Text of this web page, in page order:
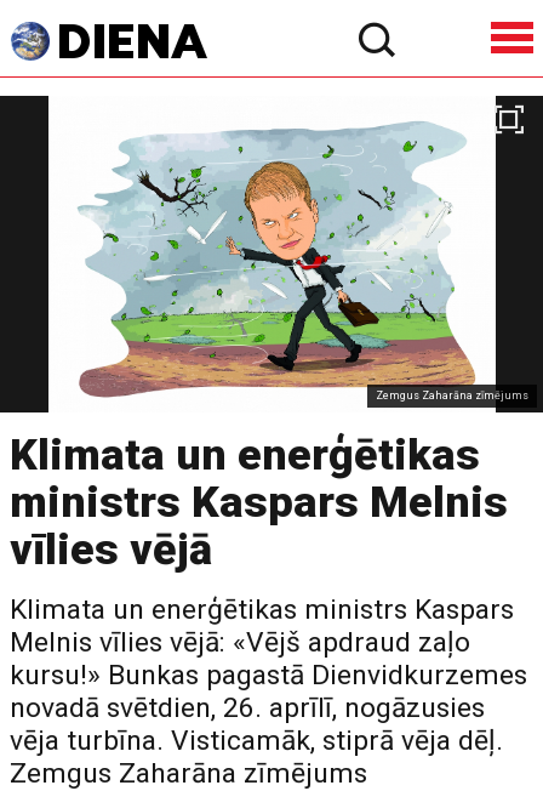
Zemgus Zaharāna zīmējums
Klimata un enerģētikas
ministrs Kaspars Melnis
vīlies vējā
Klimata un enerģētikas ministrs Kaspars
Melnis vīlies vējā: «Vējš apdraud zaļo
kursu!» Bunkas pagastā Dienvidkurzemes
novadā svētdien, 26. aprīlī, nogāzusies
vēja turbīna. Visticamāk, stiprā vēja dēļ.
Zemgus Zaharāna zīmējums